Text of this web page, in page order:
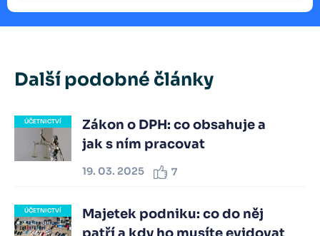
Další podobné články
ÚČETNICTVÍ
Zákon o DPH: co obsahuje a
jak s ním pracovat
19. 03. 2025 7
ÚČETNICTVÍ
Majetek podniku: co do něj